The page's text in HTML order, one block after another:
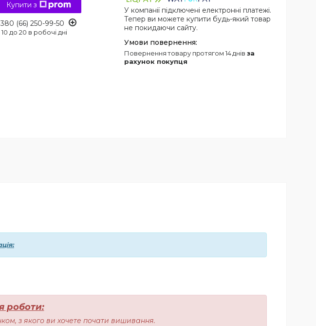
Купити з
(66) 250-99-50
10 до 20 в робочі дні
У компанії підключені електронні платежі.
Тепер ви можете купити будь-який товар
не покидаючи сайту.
повернення товару протягом 14 днів за
рахунок покупця
роботи:
з якого ви хочете почати вишивання.